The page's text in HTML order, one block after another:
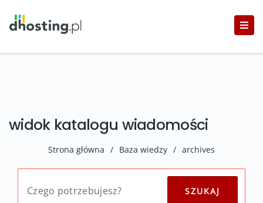
widok katalogu wiadomości
Strona główna / Baza wiedzy / archives